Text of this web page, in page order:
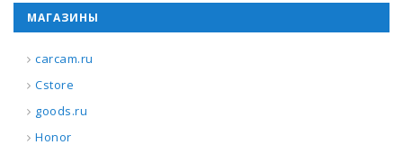
МАГАЗИНЫ
carcam.ru
Cstore
goods.ru
Honor